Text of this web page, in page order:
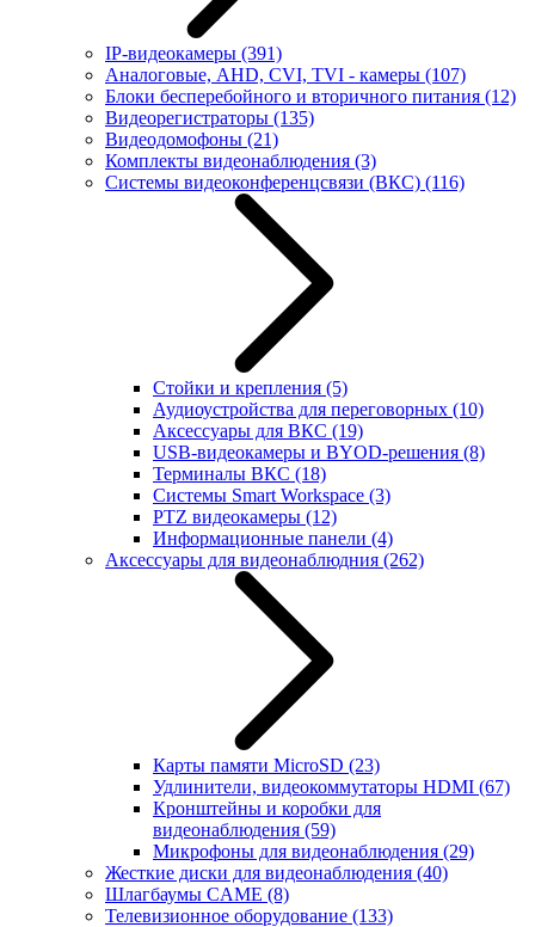
IP-видеокамеры (391)
Аналоговые, AHD, CVI, TVI - камеры (107)
Блоки бесперебойного и вторичного питания (12)
Видеорегистраторы (135)
Видеодомофоны (21)
Комплекты видеонаблюдения (3)
Системы видеоконференцсвязи (ВКС) (116)
Стойки и крепления (5)
Аудиоустройства для переговорных (10)
Аксессуары для ВКС (19)
USB-видеокамеры и BYOD-решения (8)
Терминалы ВКС (18)
Системы Smart Workspace (3)
PTZ видеокамеры (12)
Информационные панели (4)
Аксессуары для видеонаблюдния (262)
Карты памяти MicroSD (23)
Удлинители, видеокоммутаторы HDMI (67)
Кронштейны и коробки для
видеонаблюдения (59)
Микрофоны для видеонаблюдения (29)
Жесткие диски для видеонаблюдения (40)
Шлагбаумы CAME (8)
Телевизионное оборудование (133)